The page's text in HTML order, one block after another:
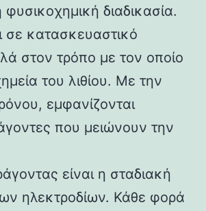
διαδικασία.
σε κατασκευαστικό
στον τρόπο με τον οποίο
του λιθίου. Με την
εμφανίζονται
που μειώνουν την
είναι η σταδιακή
ηλεκτροδίων. Κάθε φορά